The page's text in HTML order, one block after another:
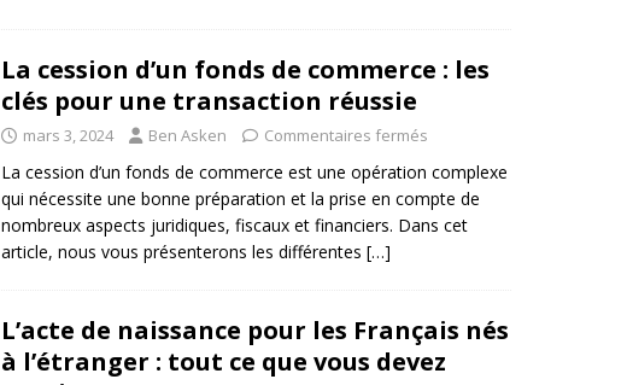
La cession d’un fonds de commerce : les
clés pour une transaction réussie
mars 3, 2024 Ben Asken Commentaires fermés
La cession d’un fonds de commerce est une opération complexe
qui nécessite une bonne préparation et la prise en compte de
nombreux aspects juridiques, fiscaux et financiers. Dans cet
article, nous vous présenterons les différentes […]
L’acte de naissance pour les Français nés
à l’étranger : tout ce que vous devez